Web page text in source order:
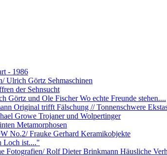
- 1986
Ulrich Görtz Sehmaschinen
der Sehnsucht
Görtz und Ole Fischer Wo echte Freunde stehen....
Original trifft Fälschung // Tonnenschwere
Growe Trojaner und Wolpertinger
Metamorphosen
No.2/ Frauke Gerhard Keramikobjekte
Loch ist...."
Fotografien/ Rolf Dieter Brinkmann Häusliche